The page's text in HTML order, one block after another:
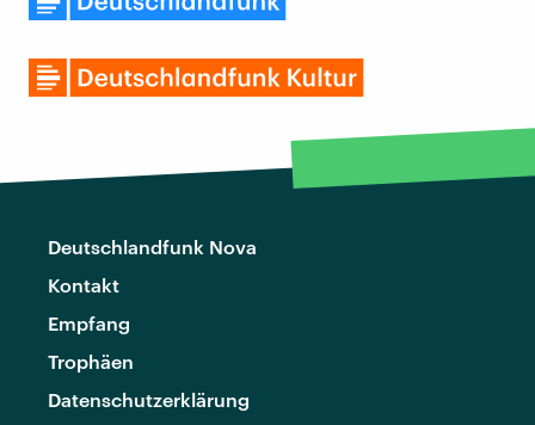
Deutschlandfunk Nova
Kontakt
Empfang
Trophäen
Datenschutzerklärung